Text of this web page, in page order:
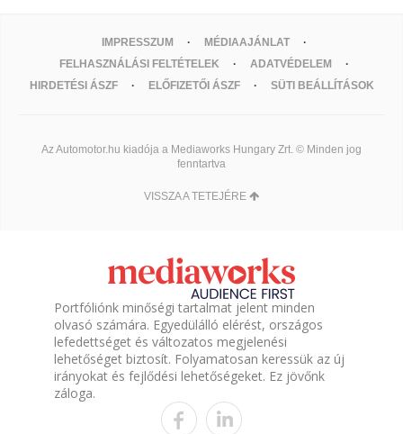
IMPRESSZUM
MÉDIAAJÁNLAT
FELHASZNÁLÁSI FELTÉTELEK
ADATVÉDELEM
HIRDETÉSI ÁSZF
ELŐFIZETŐI ÁSZF SÜTI BEÁLLÍTÁSOK
Az Automotor.hu kiadója a Mediaworks Hungary Zrt. © Minden jog
fenntartva
VISSZA A TETEJÉRE
Portfóliónk minőségi tartalmat jelent minden
olvasó számára. Egyedülálló elérést, országos
lefedettséget és változatos megjelenési
lehetőséget biztosít. Folyamatosan keressük az új
irányokat és fejlődési lehetőségeket. Ez jövőnk
záloga.